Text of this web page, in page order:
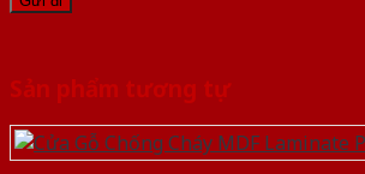
Sản phẩm tương tự